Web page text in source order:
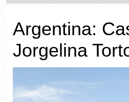
Argentina:
Jorgelina